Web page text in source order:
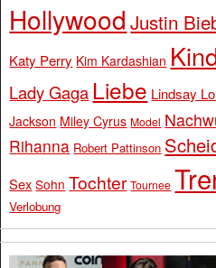
Hollywood Justin
Katy Perry Kim Kardashian
Lady Gaga Liebe Lindsay
Jackson Miley Cyrus Model
Rihanna Robert Pattinson
Sex Sohn Tochter Tournee
Verlobung